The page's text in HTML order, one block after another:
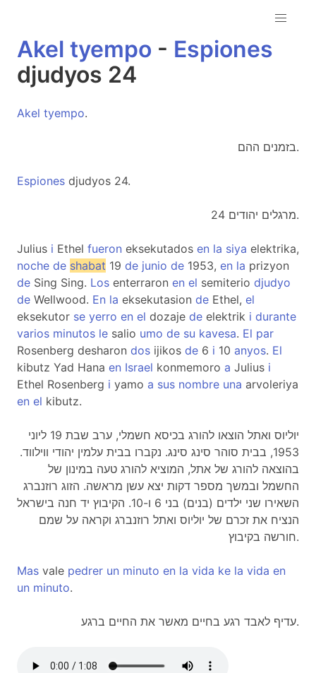
Akel tyempo - Espiones
djudyos 24
Akel tyempo.
בזמנים ההם.
Espiones djudyos 24.
מרגלים יהודים 24.
Julius i Ethel fueron eksekutados en la siya elektrika,
noche de shabat 19 de junio de 1953, en la prizyon
de Sing Sing. Los enterraron en el semiterio djudyo
de Wellwood. En la eksekutasion de Ethel, el
eksekutor se yerro en el dozaje de elektrik i durante
varios minutos le salio umo de su kavesa. El par
Rosenberg desharon dos ijikos de 6 i 10 anyos. El
kibutz Yad Hana en Israel konmemoro a Julius i
Ethel Rosenberg i yamo a sus nombre una arvoleriya
en el kibutz.
יוליוס ואתל הוצאו להורג בכיסא חשמלי, ערב שבת 19 ליוני
1953, בבית סוהר סינג סינג. נקברו בבית עלמין יהודי ווילווד.
בהוצאה להורג של אתל, המוציא להורג טעה במינון של
החשמל ובמשך מספר דקות יצא עשן מראשה. הזוג רוזנברג
השאירו שני ילדים (בנים) בני 6 ו-10. הקיבוץ יד חנה בישראל
הנציח את זכרם של יוליוס ואתל רוזנברג וקראה על שמם
חורשה בקיבוץ.
Mas vale pedrer un minuto en la vida ke la vida en
un minuto.
עדיף לאבד רגע בחיים מאשר את החיים ברגע.